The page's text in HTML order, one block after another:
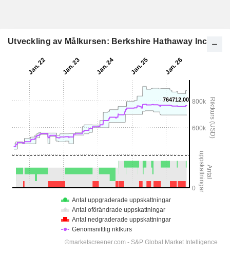
Utveckling av Målkursen: Berkshire Hathaway Inc.